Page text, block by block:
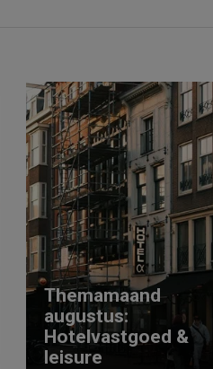
Themamaand
augustus:
Hotelvastgoed &
leisure